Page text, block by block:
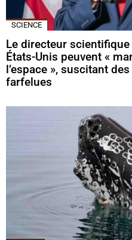
SCIENCE
Le directeur
États-Unis peuvent «
l’espace », suscitant
farfelues